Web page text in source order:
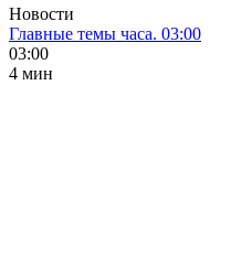
Новости
Главные темы часа. 03:00
03:00
4 мин